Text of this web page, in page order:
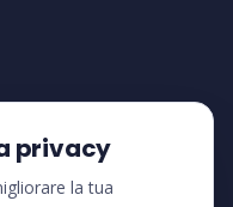
gestione della tua
privacy
la tua